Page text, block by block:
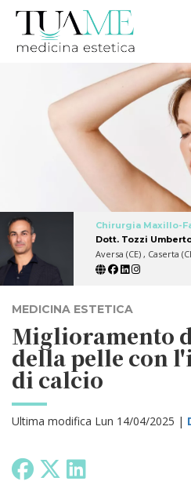
Chirurgia Maxillo-
Dott. Tozzi
Aversa (CE) , Caserta
MEDICINA ESTETICA
Miglioramento
della pelle con
di calcio
Ultima modifica Lun 14/04/2025 |